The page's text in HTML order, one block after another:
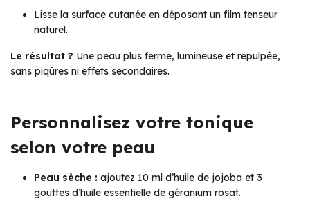
Lisse la surface cutanée en déposant un film tenseur
naturel.
Le résultat ? Une peau plus ferme, lumineuse et repulpée,
sans piqûres ni effets secondaires.
Personnalisez votre tonique
selon votre peau
Peau sèche : ajoutez 10 ml d’huile de jojoba et 3
gouttes d’huile essentielle de géranium rosat.